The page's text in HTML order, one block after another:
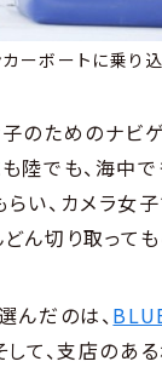
ーボートに乗り
のためのナビ
陸でも、海中
い、カメラ女
ん切り取っても
んだのは、
して、支店のあ